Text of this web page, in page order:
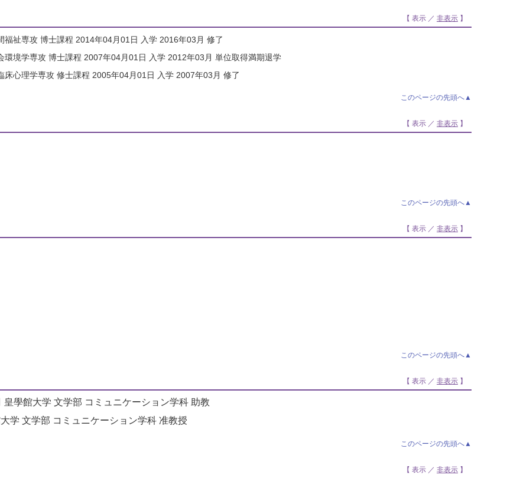
【 表示 ／ 非表示 】
福祉専攻 博士課程 2014年04月01日 入学 2016年03月 修了
環境学専攻 博士課程 2007年04月01日 入学 2012年03月 単位取得満期退学
床心理学専攻 修士課程 2005年04月01日 入学 2007年03月 修了
このページの先頭へ▲
【 表示 ／ 非表示 】
このページの先頭へ▲
【 表示 ／ 非表示 】
このページの先頭へ▲
【 表示 ／ 非表示 】
皇學館大学 文学部 コミュニケーション学科 助教
学 文学部 コミュニケーション学科 准教授
このページの先頭へ▲
【 表示 ／ 非表示 】